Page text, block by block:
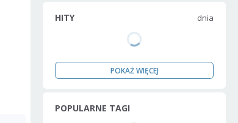
HITY dnia
POKAŻ WIĘCEJ
POPULARNE TAGI